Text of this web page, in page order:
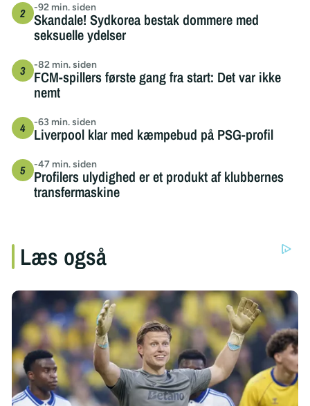
-92 min. siden
Skandale! Sydkorea bestak dommere med
seksuelle ydelser
-82 min. siden
FCM-spillers første gang fra start: Det var ikke
nemt
-63 min. siden
Liverpool klar med kæmpebud på PSG-profil
-47 min. siden
Profilers ulydighed er et produkt af klubbernes
transfermaskine